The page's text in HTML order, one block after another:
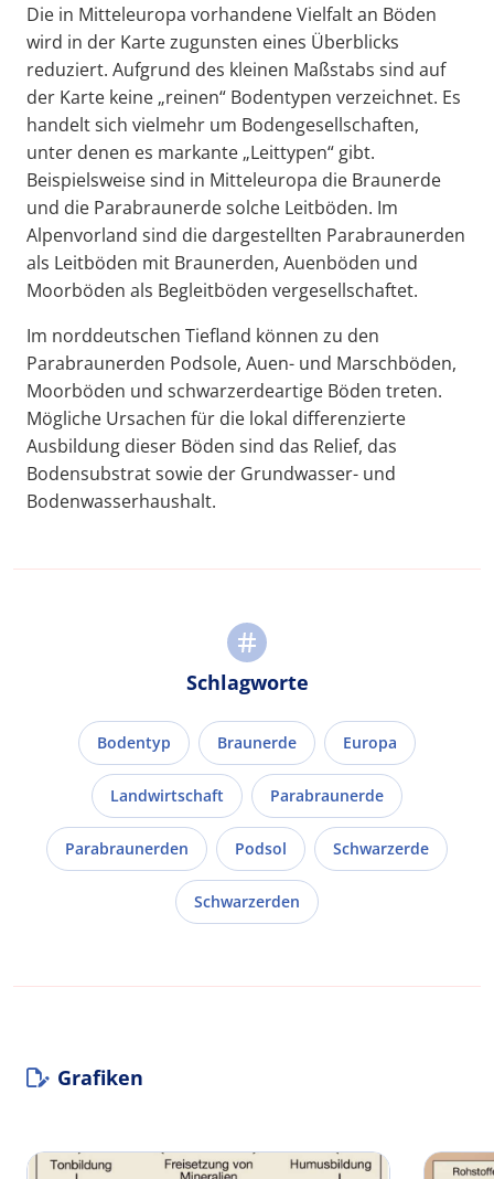
Die in Mitteleuropa vorhandene Vielfalt an Böden
wird in der Karte zugunsten eines Überblicks
reduziert. Aufgrund des kleinen Maßstabs sind auf
der Karte keine „reinen“ Bodentypen verzeichnet. Es
handelt sich vielmehr um Bodengesellschaften,
unter denen es markante „Leittypen“ gibt.
Beispielsweise sind in Mitteleuropa die Braunerde
und die Parabraunerde solche Leitböden. Im
Alpenvorland sind die dargestellten Parabraunerden
als Leitböden mit Braunerden, Auenböden und
Moorböden als Begleitböden vergesellschaftet.
Im norddeutschen Tiefland können zu den
Parabraunerden Podsole, Auen- und Marschböden,
Moorböden und schwarzerdeartige Böden treten.
Mögliche Ursachen für die lokal differenzierte
Ausbildung dieser Böden sind das Relief, das
Bodensubstrat sowie der Grundwasser- und
Bodenwasserhaushalt.
Schlagworte
Bodentyp Braunerde Europa
Landwirtschaft Parabraunerde
Parabraunerden Podsol Schwarzerde
Schwarzerden
Grafiken